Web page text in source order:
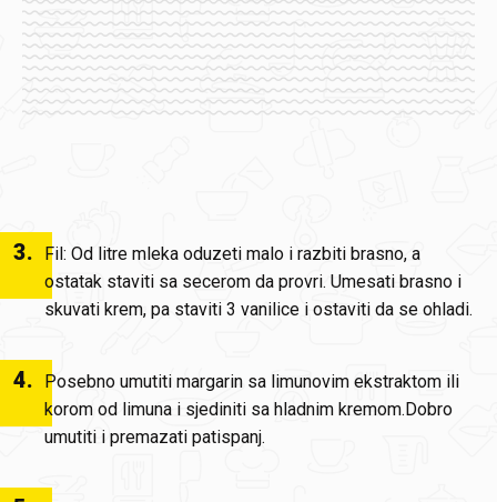
3.
Fil: Od litre mleka oduzeti malo i razbiti brasno, a
ostatak staviti sa secerom da provri. Umesati brasno i
skuvati krem, pa staviti 3 vanilice i ostaviti da se ohladi.
4.
Posebno umutiti margarin sa limunovim ekstraktom ili
korom od limuna i sjediniti sa hladnim kremom.Dobro
umutiti i premazati patispanj.